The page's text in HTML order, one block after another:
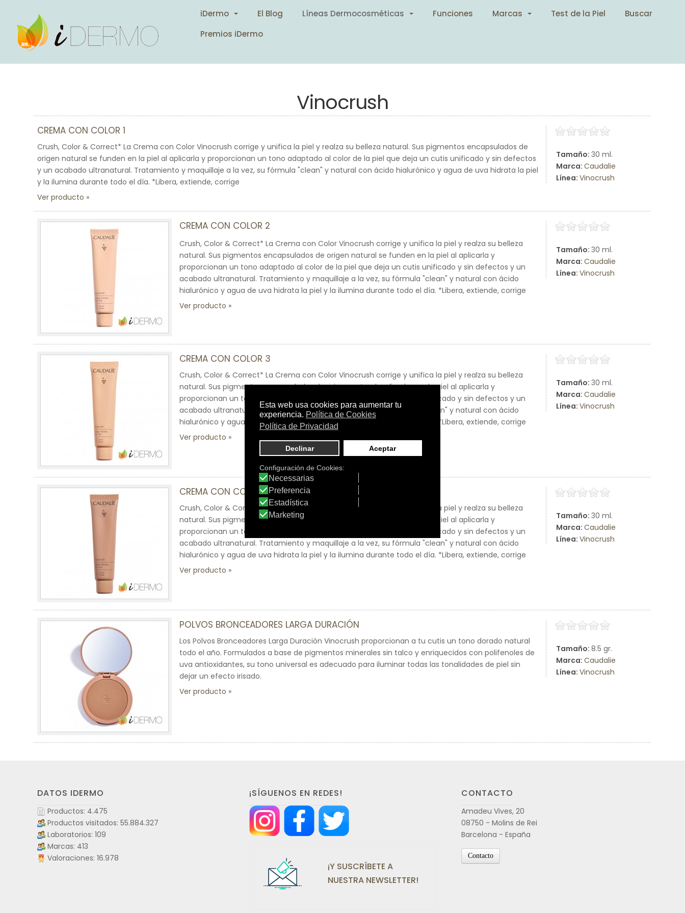
iDermo El Blog Líneas Dermocosméticas Funciones Marcas Test de la Piel
Buscar
Premios iDermo
Vinocrush
Tamaño: 30 ml.
Marca: Caudalie
Línea: Vinocrush
CREMA CON COLOR 1
Crush, Color & Correct* La Crema con Color Vinocrush corrige y unifica la piel y realza su belleza natural. Sus pigmentos encapsulados de
origen natural se funden en la piel al aplicarla y proporcionan un tono adaptado al color de la piel que deja un cutis unificado y sin defectos
y un acabado ultranatural. Tratamiento y maquillaje a la vez, su fórmula "clean" y natural con ácido hialurónico y agua de uva hidrata la piel
y la ilumina durante todo el día. *Libera, extiende, corrige
Ver producto
Tamaño: 30 ml.
Marca: Caudalie
Línea: Vinocrush
CREMA CON COLOR 2
Crush, Color & Correct* La Crema con Color Vinocrush corrige y unifica la piel y realza su belleza
natural. Sus pigmentos encapsulados de origen natural se funden en la piel al aplicarla y
proporcionan un tono adaptado al color de la piel que deja un cutis unificado y sin defectos y un
acabado ultranatural. Tratamiento y maquillaje a la vez, su fórmula "clean" y natural con ácido
hialurónico y agua de uva hidrata la piel y la ilumina durante todo el día. *Libera, extiende, corrige
Ver producto
Tamaño: 30 ml.
Marca: Caudalie
Línea: Vinocrush
CREMA CON COLOR 3
Crush, Color & Correct* La Crema con Color Vinocrush corrige y unifica la piel y realza su belleza
natural. Sus pigmentos encapsulados de origen natural se funden en la piel al aplicarla y
proporcionan un tono adaptado al color de la piel que deja un cutis unificado y sin defectos y un
acabado ultranatural. Tratamiento y maquillaje a la vez, su fórmula "clean" y natural con ácido
hialurónico y agua de uva hidrata la piel y la ilumina durante todo el día. *Libera, extiende, corrige
Ver producto
Tamaño: 30 ml.
Marca: Caudalie
Línea: Vinocrush
CREMA CON COLOR 4
Crush, Color & Correct* La Crema con Color Vinocrush corrige y unifica la piel y realza su belleza
natural. Sus pigmentos encapsulados de origen natural se funden en la piel al aplicarla y
proporcionan un tono adaptado al color de la piel que deja un cutis unificado y sin defectos y un
acabado ultranatural. Tratamiento y maquillaje a la vez, su fórmula "clean" y natural con ácido
hialurónico y agua de uva hidrata la piel y la ilumina durante todo el día. *Libera, extiende, corrige
Ver producto
Tamaño: 8.5 gr.
Marca: Caudalie
Línea: Vinocrush
POLVOS BRONCEADORES LARGA DURACIÓN
Los Polvos Bronceadores Larga Duración Vinocrush proporcionan a tu cutis un tono dorado natural
todo el año. Formulados a base de pigmentos minerales sin talco y enriquecidos con polifenoles de
uva antioxidantes, su tono universal es adecuado para iluminar todas las tonalidades de piel sin
dejar un efecto irisado.
Ver producto
DATOS IDERMO
Productos: 4.475
Productos visitados: 55.884.327
Laboratorios: 109
Marcas: 413
Valoraciones: 16.978
¡SÍGUENOS EN REDES!
¡Y SUSCRÍBETE A
NUESTRA NEWSLETTER!
CONTACTO
Amadeu Vives, 20
08750 - Molins de Rei
Barcelona - España
Contacto